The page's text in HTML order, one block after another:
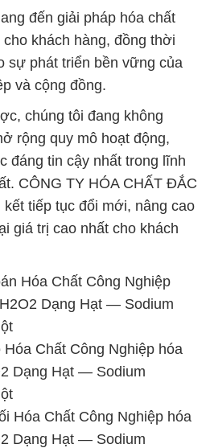
đến giải pháp hóa chất
khách hàng, đồng thời
sự phát triển bền vững của
và cộng đồng.
chúng tôi đang không
rộng quy mô hoạt động,
đáng tin cậy nhất trong lĩnh
CÔNG TY HÓA CHẤT ĐẮC
tiếp tục đổi mới, nâng cao
giá trị cao nhất cho khách
Hóa Chất Công Nghiệp
Dạng Hạt — Sodium
Chất Công Nghiệp hóa
Dạng Hạt — Sodium
Hóa Chất Công Nghiệp hóa
Dạng Hạt — Sodium